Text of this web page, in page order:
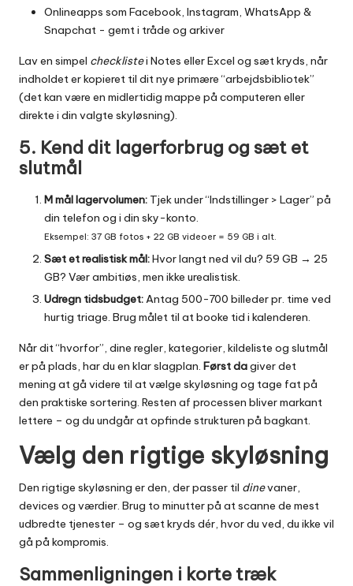
Onlineapps som Facebook, Instagram, WhatsApp &
Snapchat ­- gemt i tråde og arkiver
Lav en simpel checklistei Notes eller Excel og sæt kryds, når
indholdet er kopieret til dit nye primære “arbejdsbibliotek”
(det kan være en midlertidig mappe på computeren eller
direkte i din valgte skyløsning).
5. Kend dit lagerforbrug og sæt et
slutmål
M mål lagervolumen: Tjek under “Indstillinger > Lager” på
din telefon og i din sky-konto.
Eksempel: 37 GB fotos + 22 GB videoer = 59 GB i alt.
Sæt et realistisk mål:Hvor langt ned vil du? 59 GB → 25
GB? Vær ambitiøs, men ikke urealistisk.
Udregn tidsbudget:Antag 500-700 billeder pr. time ved
hurtig triage. Brug målet til at booke tid i kalenderen.
Når dit “hvorfor”, dine regler, kategorier, kildeliste og slutmål
er på plads, har du en klar slagplan. Først dagiver det
mening at gå videre til at vælge skyløsning og tage fat på
den praktiske sortering. Resten af processen bliver markant
lettere – og du undgår at opfinde strukturen på bagkant.
Vælg den rigtige skyløsning
Den rigtige skyløsning er den, der passer til dinevaner,
devices og værdier. Brug to minutter på at scanne de mest
udbredte tjenester – og sæt kryds dér, hvor du ved, du ikke vil
gå på kompromis.
Sammenligningen i korte træk